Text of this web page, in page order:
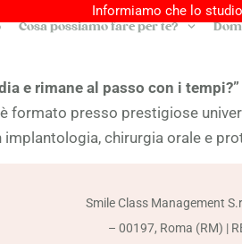
Informiamo che lo
Cosa possiamo fare per te?
e rimane al passo con i tempi?”
formato presso prestigiose
implantologia, chirurgia orale e
Smile Class Management
– 00197, Roma (RM) |